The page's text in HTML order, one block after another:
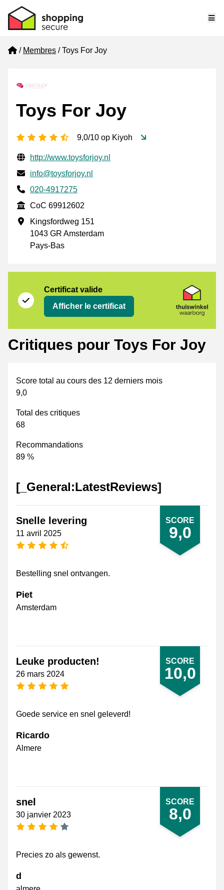
Home
Membres Toys For Joy
Toys For Joy
[_General:NumberOfStarsPluralFormat]
9,0/10 op Kiyoh
Informations de contact vérifiées
Website URL
http://www.toysforjoy.nl
E-mail
info@toysforjoy.nl
Phone number
020-4917275
CoC
CoC 69912602
Adresse professionnelle
Kingsfordweg 151
1043 GR Amsterdam
Pays-Bas
Certificat valide
Afficher le certificat
Critiques pour Toys For Joy
Score total au cours des 12 derniers mois
9,0
Total des critiques
68
Recommandations
89 %
[_General:LatestReviews]
SCORE
9,0
Snelle levering
11 avril 2025
[_General:NumberOfStarsPluralFormat]
Bestelling snel ontvangen.
Piet
Amsterdam
SCORE
10,0
Leuke producten!
26 mars 2024
[_General:NumberOfStarsPluralFormat]
Goede service en snel geleverd!
Ricardo
Almere
SCORE
8,0
snel
30 janvier 2023
[_General:NumberOfStarsPluralFormat]
Precies zo als gewenst.
d